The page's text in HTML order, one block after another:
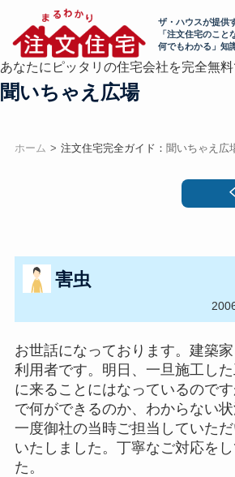
ザ・ハウスが提供
「注文住宅のこと
何でもわかる」知
あなたにピッタリの住宅会社を完全無料
聞いちゃえ広場
ホーム 注文住宅完全ガイド： 聞いちゃえ広
害虫
お世話になっております。建築
利用者です。明日、一旦施工し
に来ることにはなっているので
で何ができるのか、わからない状
一度御社の当時ご担当していた
いたしました。丁寧なご対応を
た。